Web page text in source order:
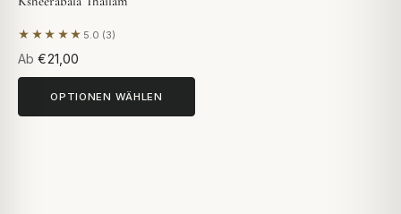
★★★★★ 5.0 (3)
Basierend auf 3 Bewertungen
Ab €21,00
OPTIONEN WÄHLEN